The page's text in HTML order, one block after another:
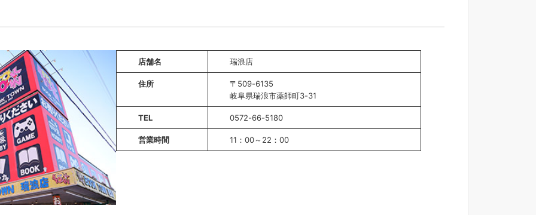
店舗名 瑞浪店
住所
〒509-6135
岐阜県瑞浪市薬師町3-31
TEL 0572-66-5180
営業時間 11：00～22：00